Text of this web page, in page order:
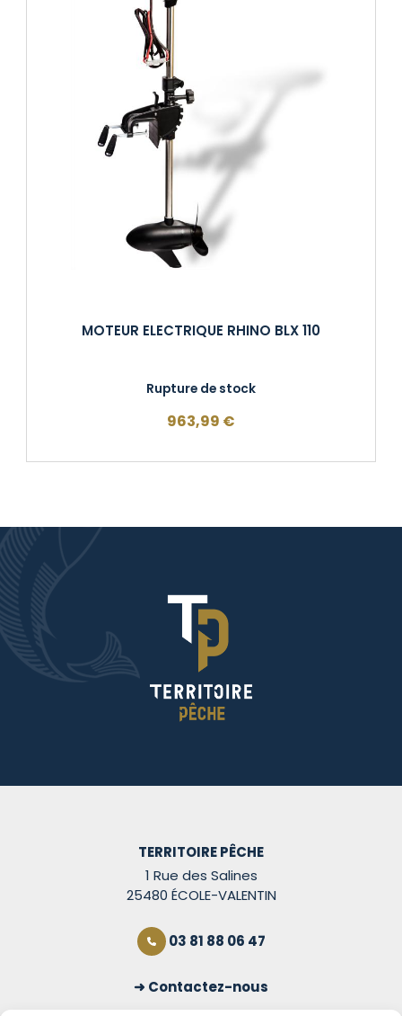
MOTEUR ELECTRIQUE RHINO BLX 110
Rupture de stock
963,99 €
TERRITOIRE PÊCHE
1 Rue des Salines
25480 ÉCOLE-VALENTIN
03 81 88 06 47
Contactez-nous